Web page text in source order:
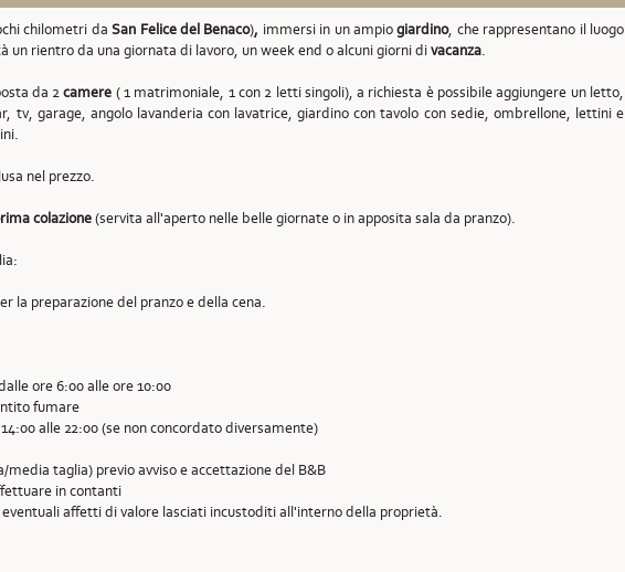
chilometri daSan Felice del Benaco), immersi in un ampiogiardino, che rappresentano il luogo
un rientro da una giornata di lavoro, un week end o alcuni giorni divacanza.
da 2camere ( 1 matrimoniale, 1 con 2 letti singoli), a richiesta è possibile aggiungere un letto,
tv, garage, angolo lavanderia con lavatrice, giardino con tavolo con sedie, ombrellone, lettini e
nel prezzo.
colazione(servita all'aperto nelle belle giornate o in apposita sala da pranzo).
la preparazione del pranzo e della cena.
ore 6:00 alle ore 10:00
fumare
alle 22:00 (se non concordato diversamente)
media taglia) previo avviso e accettazione del B&B
in contanti
affetti di valore lasciati incustoditi all'interno della proprietà.